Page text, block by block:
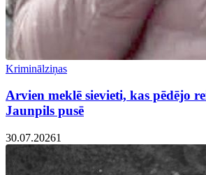
Kriminālziņas
Arvien meklē sievieti, kas pēdējo
Jaunpils pusē
30.07.20261